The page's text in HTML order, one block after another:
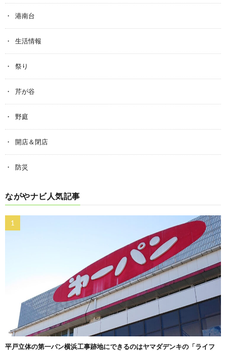
港南台
生活情報
祭り
芹が谷
野庭
開店＆閉店
防災
ながやナビ人気記事
平戸立体の第一パン横浜工事跡地にできるのはヤマダデンキの「ライフ